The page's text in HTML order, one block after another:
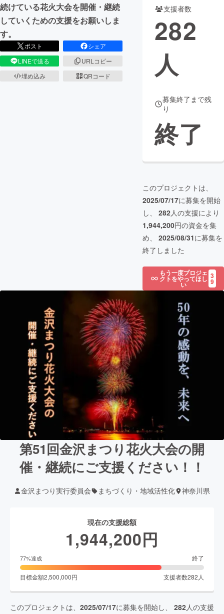
続けている花火大会を開催・継続
していくための支援をお願いしま
す。
ポスト
シェア
LINEで送る
URLコピー
埋め込み
QRコード
支援者数
282
人
募集終了まで残
り
終了
このプロジェクトは、
2025/07/17に募集を開始
し、 282人の支援により
1,944,200円の資金を集
め、 2025/08/31に募集を
終了しました
もう一度プロジェ
クトをやってほし
い
3
9
第51回金沢まつり花火大会の開
催・継続にご支援ください！！
金沢まつり実行委員会 まちづくり・地域活性化 神奈川県
現在の支援総額
1,944,200円
77%達成 終了
目標金額2,500,000円 支援者数282 人
このプロジェクトは、 2025/07/17に募集を開始し、 282人の支援